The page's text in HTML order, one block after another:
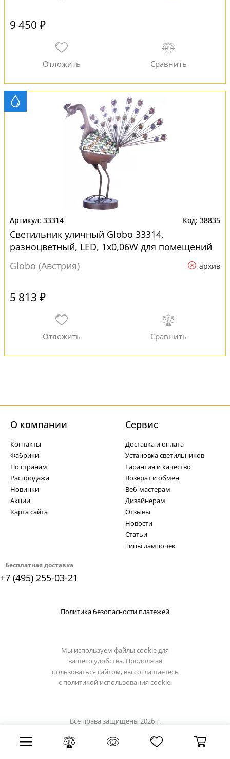
9 450 ₽
33314 38835
Светильник уличный Globo 33314,
разноцветный, LED, 1x0,06W для помещений
Globo (Австрия)
архив
5 813 ₽
Бесплатная доставка
+7 (495) 255-03-21
О компании
Контакты
Фабрики
По странам
Распродажа
Новинки
Акции
Карта сайта
Cервис
Доставка и оплата
Установка светильников
Гарантия и качество
Возврат и обмен
Веб-мастерам
Дизайнерам
Отзывы
Новости
Статьи
Типы лампочек
Политика безопасности платежей
Мы используем файлы cookie для
вашего удобства. Продолжая
пользоваться сайтом, вы соглашаетесь
с политикой использования cookie.
Все права защищены 2026 г.